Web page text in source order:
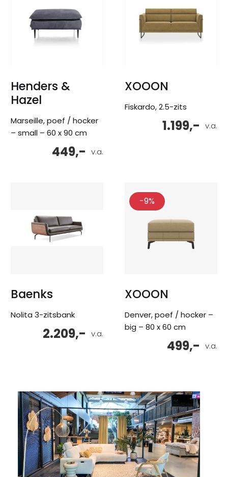
Henders &
Hazel
Marseille, poef / hocker
– small – 60 x 90 cm
v.a.
449,-
XOOON
Fiskardo, 2.5-zits
v.a.
1.199,-
Baenks
Nolita 3-zitsbank
v.a.
2.209,-
-9%
XOOON
Denver, poef / hocker –
big – 80 x 60 cm
v.a.
499,-